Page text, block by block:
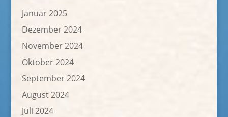
Januar 2025
Dezember 2024
November 2024
Oktober 2024
September 2024
August 2024
Juli 2024